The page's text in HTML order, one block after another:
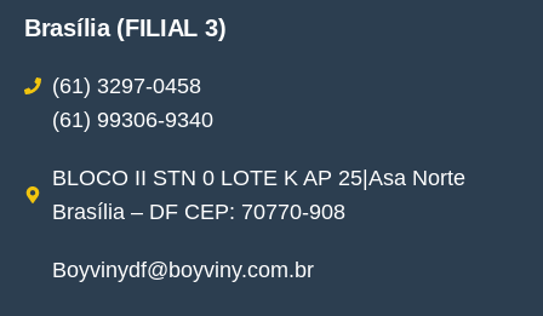
Brasília (FILIAL 3)
(61) 3297-0458
(61) 99306-9340
BLOCO II STN 0 LOTE K AP 25|Asa Norte
Brasília – DF CEP: 70770-908
Boyvinydf@boyviny.com.br